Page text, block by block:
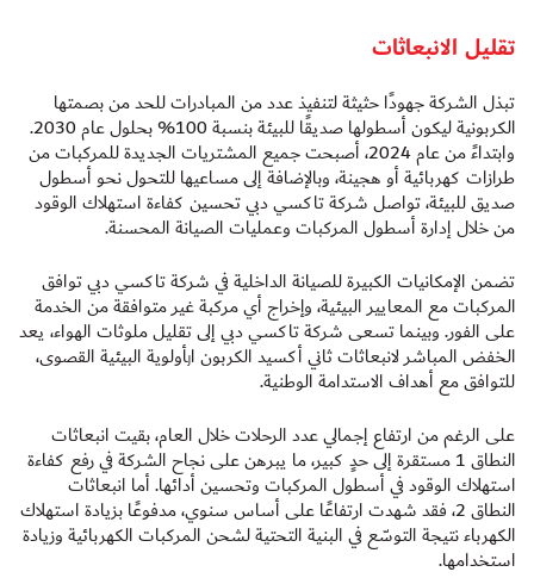
تقليل الانبعاثات
تبذل الشركة جهودًا حثيثة لتنفيذ عدد من المبادرات للحد من بصمتها
الكربونية ليكون أسطولها صديقًا للبيئة بنسبة 100% بحلول عام 2030.
وابتداءً من عام 2024، أصبحت جميع المشتريات الجديدة للمركبات من
طرازات كهربائية أو هجينة، وبالإضافة إلى مساعيها للتحول نحو أسطول
صديق للبيئة، تواصل شركة تاكسي دبي تحسين كفاءة استهلاك الوقود
من خلال إدارة أسطول المركبات وعمليات الصيانة المحسنة.
تضمن الإمكانيات الكبيرة للصيانة الداخلية في شركة تاكسي دبي توافق
المركبات مع المعايير البيئية، وإخراج أي مركبة غير متوافقة من الخدمة
على الفور. وبينما تسعى شركة تاكسي دبي إلى تقليل ملوثات الهواء، يعد
الخفض المباشر لانبعاثات ثاني أكسيد الكربون الأولوية البيئية القصوى،
للتوافق مع أهداف الاستدامة الوطنية.
على الرغم من ارتفاع إجمالي عدد الرحلات خلال العام، بقيت انبعاثات
النطاق 1 مستقرة إلى حدٍ كبير، ما يبرهن على نجاح الشركة في رفع كفاءة
استهلاك الوقود في أسطول المركبات وتحسين أدائها. أما انبعاثات
النطاق 2، فقد شهدت ارتفاعًا على أساس سنوي، مدفوعًا بزيادة استهلاك
الكهرباء نتيجة التوسّع في البنية التحتية لشحن المركبات الكهربائية وزيادة
استخدامها.